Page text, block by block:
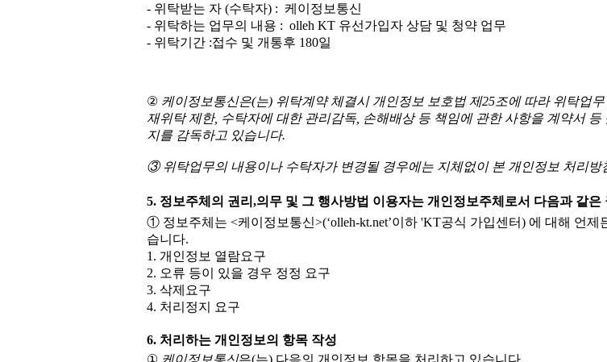
- 위탁받는 자 (수탁자) : 케이정보통신
- 위탁하는 업무의 내용 : olleh KT 유선가입자 상담 및 청약 업무
- 위탁기간 :접수 및 개통후 180일
② 케이정보통신은(는) 위탁계약 체결시 개인정보 보호법 제25조에 따라 위탁업
재위탁 제한, 수탁자에 대한 관리감독, 손해배상 등 책임에 관한 사항을 계약서
지를 감독하고 있습니다.
③ 위탁업무의 내용이나 수탁자가 변경될 경우에는 지체없이 본 개인정보 처리방
5. 정보주체의 권리,의무 및 그 행사방법 이용자는 개인정보주체로서 다음과 같
① 정보주체는 <케이정보통신>(‘olleh-kt.net’이하 'KT공식 가입센터) 에 대해 언
습니다.
1. 개인정보 열람요구
2. 오류 등이 있을 경우 정정 요구
3. 삭제요구
4. 처리정지 요구
6. 처리하는 개인정보의 항목 작성
① 케이정보통신은(는) 다음의 개인정보 항목을 처리하고 있습니다.